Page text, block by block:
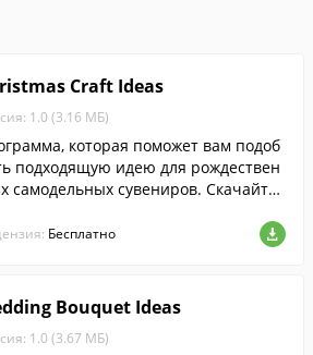
Craft Ideas
1.0 (3.16 МБ)
которая поможет вам подоб
подходящую идею для рождествен
самодельных сувениров. Скачайте
Бесплатно
Bouquet Ideas
1.0 (3.67 МБ)